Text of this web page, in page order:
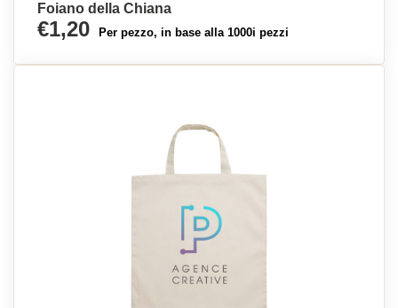
Foiano della Chiana
€1,20 Per pezzo, in base alla 1000i pezzi